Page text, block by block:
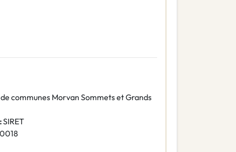
communes Morvan Sommets et Grands
SIRET